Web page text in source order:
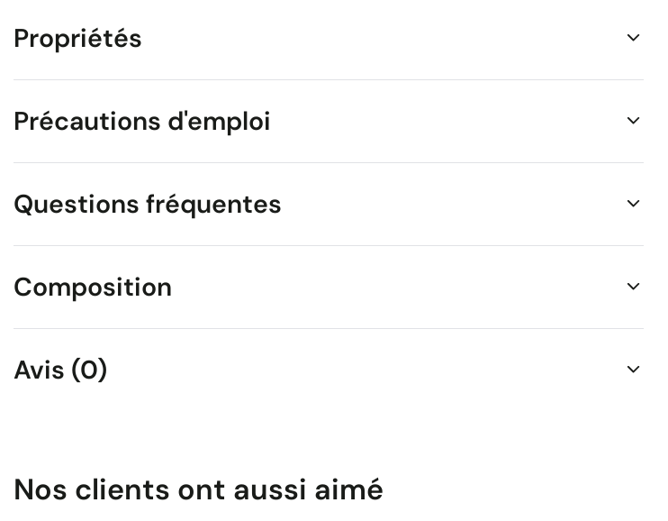
Propriétés
Précautions d'emploi
Questions fréquentes
Composition
Avis (0)
Nos clients ont aussi aimé